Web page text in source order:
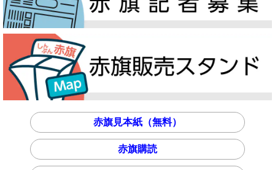
赤旗見本紙（無料）
赤旗購読